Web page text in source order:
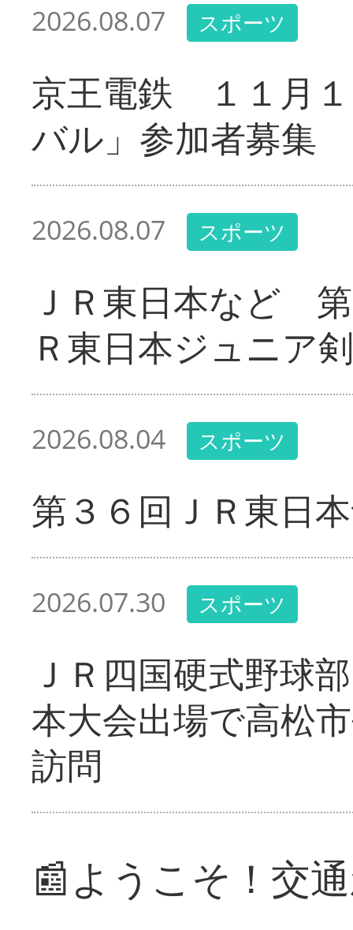
2026.08.07 スポーツ
京王電鉄 １１月
バル」参加者募集
2026.08.07 スポーツ
ＪＲ東日本など
Ｒ東日本ジュニア
2026.08.04 スポーツ
第３６回ＪＲ東日
2026.07.30 スポーツ
ＪＲ四国硬式野球
本大会出場で高松
訪問
📰ようこそ！交